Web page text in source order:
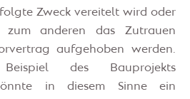
Zweck vereitelt wird oder
zum anderen das Zutrauen
aufgehoben werden.
des Bauprojekts
in diesem Sinne ein